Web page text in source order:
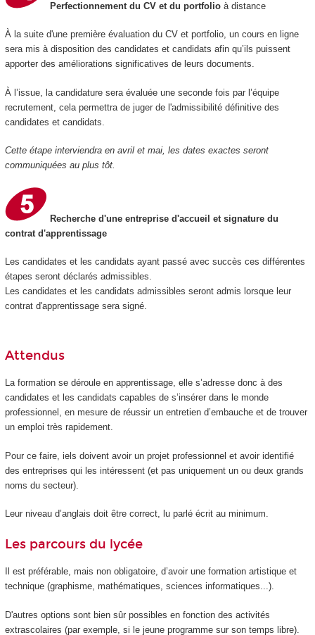
Perfectionnement du CV et du portfolio à distance
À la suite d'une première évaluation du CV et portfolio, un cours en ligne
sera mis à disposition des candidates et candidats afin qu’ils puissent
apporter des améliorations significatives de leurs documents.
À l’issue, la candidature sera évaluée une seconde fois par l’équipe
recrutement, cela permettra de juger de l'admissibilité définitive des
candidates et candidats.
Cette étape interviendra en avril et mai, les dates exactes seront
communiquées au plus tôt.
Recherche d'une entreprise d'accueil et signature du
contrat d'apprentissage
Les candidates et les candidats ayant passé avec succès ces différentes
étapes seront déclarés admissibles.
Les candidates et les candidats admissibles seront admis lorsque leur
contrat d'apprentissage sera signé.
Attendus
La formation se déroule en apprentissage, elle s’adresse donc à des
candidates et les candidats capables de s’insérer dans le monde
professionnel, en mesure de réussir un entretien d’embauche et de trouver
un emploi très rapidement.
Pour ce faire, iels doivent avoir un projet professionnel et avoir identifié
des entreprises qui les intéressent (et pas uniquement un ou deux grands
noms du secteur).
Leur niveau d’anglais doit être correct, lu parlé écrit au minimum.
Les parcours du lycée
Il est préférable, mais non obligatoire, d’avoir une formation artistique et
technique (graphisme, mathématiques, sciences informatiques...).
D'autres options sont bien sûr possibles en fonction des activités
extrascolaires (par exemple, si le jeune programme sur son temps libre).